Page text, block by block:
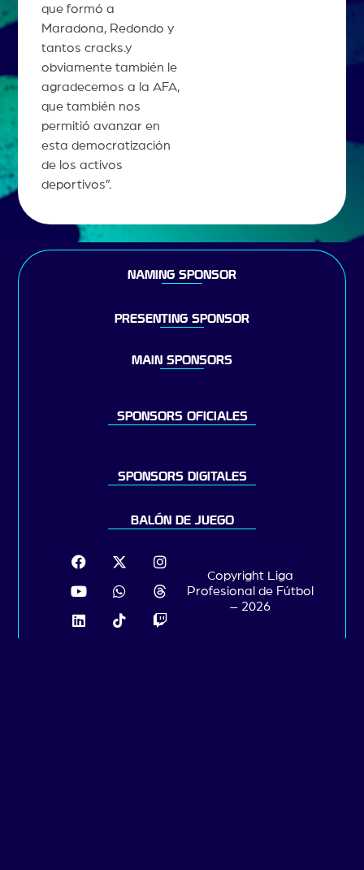
que formó a
Maradona, Redondo y
tantos cracks.y
obviamente también le
agradecemos a la AFA,
que también nos
permitió avanzar en
esta democratización
de los activos
deportivos”.
NAMING SPONSOR
PRESENTING SPONSOR
MAIN SPONSORS
SPONSORS OFICIALES
SPONSORS DIGITALES
BALÓN DE JUEGO
Copyright Liga
Profesional de Fútbol
– 2026